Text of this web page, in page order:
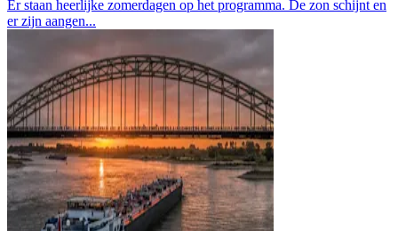
Er staan heerlijke zomerdagen op het programma. De zon schijnt en
er zijn aangen...